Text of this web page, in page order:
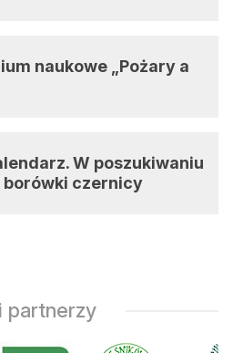
naukowe „Pożary a
W poszukiwaniu
borówki czernicy
partnerzy